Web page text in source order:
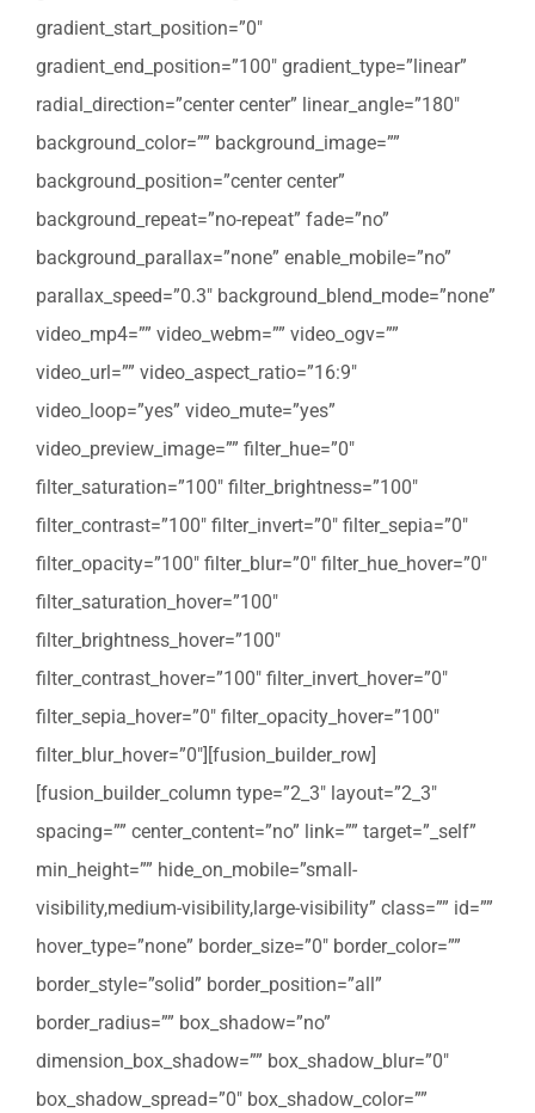
gradient_start_position=”0″
gradient_end_position=”100″ gradient_type=”linear”
radial_direction=”center center” linear_angle=”180″
background_color=”” background_image=””
background_position=”center center”
background_repeat=”no-repeat” fade=”no”
background_parallax=”none” enable_mobile=”no”
parallax_speed=”0.3″ background_blend_mode=”none”
video_mp4=”” video_webm=”” video_ogv=””
video_url=”” video_aspect_ratio=”16:9″
video_loop=”yes” video_mute=”yes”
video_preview_image=”” filter_hue=”0″
filter_saturation=”100″ filter_brightness=”100″
filter_contrast=”100″ filter_invert=”0″ filter_sepia=”0″
filter_opacity=”100″ filter_blur=”0″ filter_hue_hover=”0″
filter_saturation_hover=”100″
filter_brightness_hover=”100″
filter_contrast_hover=”100″ filter_invert_hover=”0″
filter_sepia_hover=”0″ filter_opacity_hover=”100″
filter_blur_hover=”0″][fusion_builder_row]
[fusion_builder_column type=”2_3″ layout=”2_3″
spacing=”” center_content=”no” link=”” target=”_self”
min_height=”” hide_on_mobile=”small-
visibility,medium-visibility,large-visibility” class=”” id=””
hover_type=”none” border_size=”0″ border_color=””
border_style=”solid” border_position=”all”
border_radius=”” box_shadow=”no”
dimension_box_shadow=”” box_shadow_blur=”0″
box_shadow_spread=”0″ box_shadow_color=””